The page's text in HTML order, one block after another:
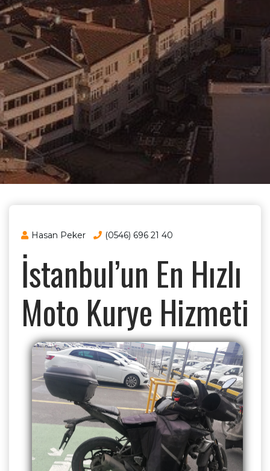
Hasan Peker (0546) 696 21 40
İstanbul’un En Hızlı
Moto Kurye Hizmeti